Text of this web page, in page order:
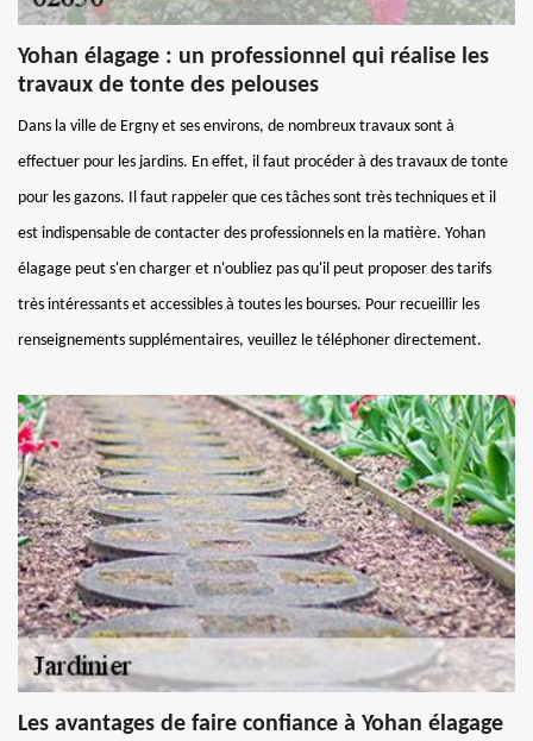
Yohan élagage : un professionnel qui réalise les
travaux de tonte des pelouses
Dans la ville de Ergny et ses environs, de nombreux travaux sont à
effectuer pour les jardins. En effet, il faut procéder à des travaux de tonte
pour les gazons. Il faut rappeler que ces tâches sont très techniques et il
est indispensable de contacter des professionnels en la matière. Yohan
élagage peut s'en charger et n'oubliez pas qu'il peut proposer des tarifs
très intéressants et accessibles à toutes les bourses. Pour recueillir les
renseignements supplémentaires, veuillez le téléphoner directement.
Les avantages de faire confiance à Yohan élagage